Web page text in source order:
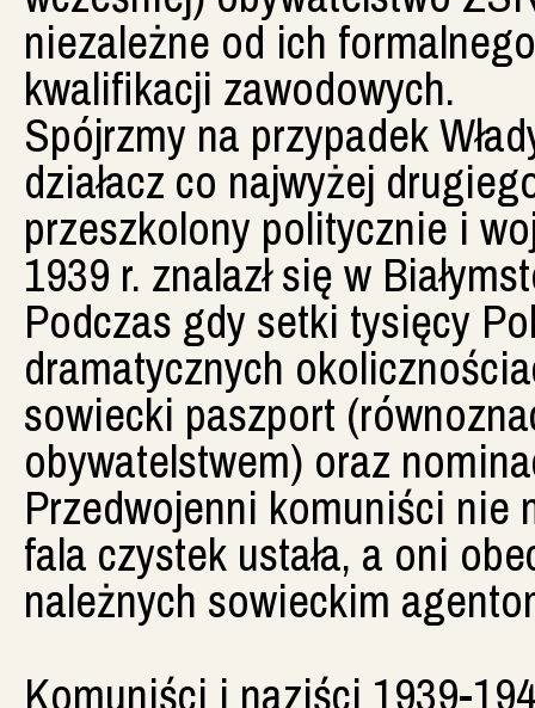
niezależne od ich
kwalifikacji zawodowych.
Spójrzmy na przypadek
działacz co najwyżej
przeszkolony politycznie i
1939 r. znalazł się w
Podczas gdy setki tysięcy
dramatycznych
sowiecki paszport
obywatelstwem) oraz
Przedwojenni komuniści
fala czystek ustała, a oni
należnych sowieckim
Komuniści i naziści 1939-